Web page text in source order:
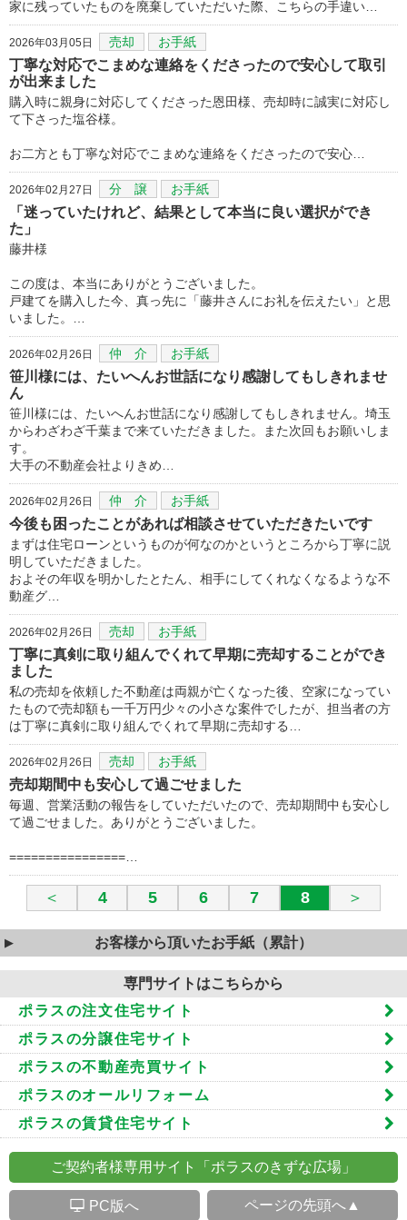
家に残っていたものを廃棄していただいた際、こちらの手違い…
2026年03月05日 売却 お手紙
丁寧な対応でこまめな連絡をくださったので安心して取引
が出来ました
購入時に親身に対応してくださった恩田様、売却時に誠実に対応し
て下さった塩谷様。
お二方とも丁寧な対応でこまめな連絡をくださったので安心…
2026年02月27日 分 譲 お手紙
「迷っていたけれど、結果として本当に良い選択ができ
た」
藤井様
この度は、本当にありがとうございました。
戸建てを購入した今、真っ先に「藤井さんにお礼を伝えたい」と思
いました。…
2026年02月26日 仲 介 お手紙
笹川様には、たいへんお世話になり感謝してもしきれませ
ん
笹川様には、たいへんお世話になり感謝してもしきれません。埼玉
からわざわざ千葉まで来ていただきました。また次回もお願いしま
す。
大手の不動産会社よりきめ…
2026年02月26日 仲 介 お手紙
今後も困ったことがあれば相談させていただきたいです
まずは住宅ローンというものが何なのかというところから丁寧に説
明していただきました。
およその年収を明かしたとたん、相手にしてくれなくなるような不
動産グ…
2026年02月26日 売却 お手紙
丁寧に真剣に取り組んでくれて早期に売却することができ
ました
私の売却を依頼した不動産は両親が亡くなった後、空家になってい
たもので売却額も一千万円少々の小さな案件でしたが、担当者の方
は丁寧に真剣に取り組んでくれて早期に売却する…
2026年02月26日 売却 お手紙
売却期間中も安心して過ごせました
毎週、営業活動の報告をしていただいたので、売却期間中も安心し
て過ごせました。ありがとうございました。
================…
＜ 4 5 6 7 8 ＞
お客様から頂いたお手紙（累計）
専門サイトはこちらから
ポラスの注文住宅サイト
ポラスの分譲住宅サイト
ポラスの不動産売買サイト
ポラスのオールリフォーム
ポラスの賃貸住宅サイト
ご契約者様専用サイト「ポラスのきずな広場」
S PC版へ ページの先頭へ▲